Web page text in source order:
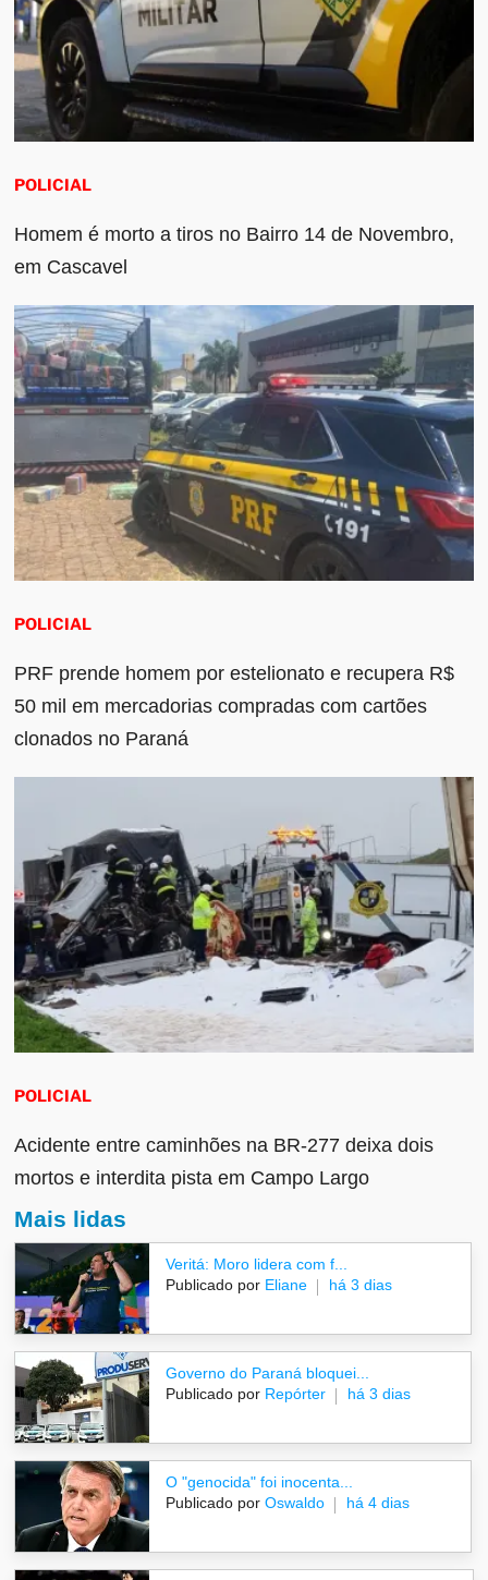
POLICIAL
Homem é morto a tiros no Bairro 14 de Novembro,
em Cascavel
POLICIAL
PRF prende homem por estelionato e recupera R$
50 mil em mercadorias compradas com cartões
clonados no Paraná
POLICIAL
Acidente entre caminhões na BR-277 deixa dois
mortos e interdita pista em Campo Largo
Mais lidas
Veritá: Moro lidera com f...
Publicado por Eliane há 3 dias
Governo do Paraná bloquei...
Publicado por Repórter há 3 dias
O "genocida" foi inocenta...
Publicado por Oswaldo há 4 dias